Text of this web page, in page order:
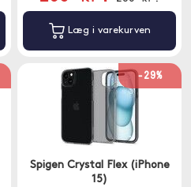
Læg i varekurven
-29%
Spigen Crystal Flex (iPhone
15)